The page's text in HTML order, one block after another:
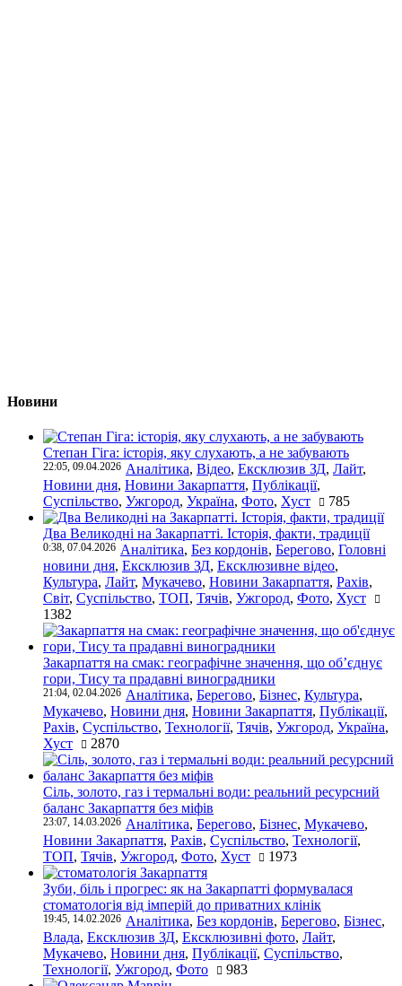
Новини
Степан Гіга: історія, яку слухають, а не забувають
22:05, 09.04.2026 Аналітика, Відео, Ексклюзив ЗД, Лайт,
Новини дня, Новини Закарпаття, Публікації,
Суспільство, Ужгород, Україна, Фото, Хуст 785
Два Великодні на Закарпатті. Історія, факти, традиції
0:38, 07.04.2026 Аналітика, Без кордонів, Берегово, Головні
новини дня, Ексклюзив ЗД, Ексклюзивне відео,
Культура, Лайт, Мукачево, Новини Закарпаття, Рахів,
Світ, Суспільство, ТОП, Тячів, Ужгород, Фото, Хуст
1382
Закарпаття на смак: географічне значення, що об’єднує
гори, Тису та прадавні виноградники
21:04, 02.04.2026 Аналітика, Берегово, Бізнес, Культура,
Мукачево, Новини дня, Новини Закарпаття, Публікації,
Рахів, Суспільство, Технології, Тячів, Ужгород, Україна,
Хуст
2870
Сіль, золото, газ і термальні води: реальний ресурсний
баланс Закарпаття без міфів
23:07, 14.03.2026 Аналітика, Берегово, Бізнес, Мукачево,
Новини Закарпаття, Рахів, Суспільство, Технології,
ТОП, Тячів, Ужгород, Фото, Хуст 1973
Зуби, біль і прогрес: як на Закарпатті формувалася
стоматологія від імперій до приватних клінік
19:45, 14.02.2026 Аналітика, Без кордонів, Берегово, Бізнес,
Влада, Ексклюзив ЗД, Ексклюзивні фото, Лайт,
Мукачево, Новини дня, Публікації, Суспільство,
Технології, Ужгород, Фото 983